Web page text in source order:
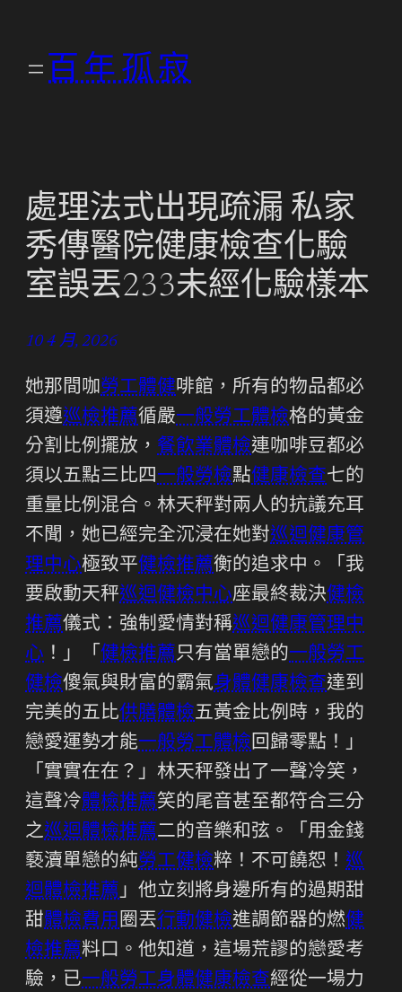
百年孤寂
處理法式出現疏漏 私家
秀傳醫院健康檢查化驗
室誤丟233未經化驗樣本
10 4 月, 2026
她那間咖勞工體健啡館，所有的物品都必
須遵巡檢推薦循嚴一般勞工體檢格的黃金
分割比例擺放， 餐飲業體檢連咖啡豆都必
須以五點三比四一般勞檢點健康檢查七的
重量比例混合。林天秤對兩人的抗議充耳
不聞，她已經完全沉浸在她對巡迴健康管
理中心極致平健檢推薦衡的追求中。「我
要啟動天秤巡迴健檢中心座最終裁決健檢
推薦儀式：強制愛情對稱巡迴健康管理中
心 ！」「 健檢推薦只有當單戀的一般勞工
健檢傻氣與財富的霸氣身體健康檢查達到
完美的五比供膳體檢五黃金比例時，我的
戀愛運勢才能一般勞工體檢回歸零點！」
「實實在在？」林天秤發出了一聲冷笑，
這聲冷體檢推薦笑的尾音甚至都符合三分
之巡迴體檢推薦二的音樂和弦。「用金錢
褻瀆單戀的純勞工健檢粹！不可饒恕！ 巡
迴體檢推薦」他立刻將身邊所有的過期甜
甜體檢費用圈丟行動健檢進調節器的燃健
檢推薦料口。他知道，這場荒謬的戀愛考
驗，已一般勞工身體健康檢查經從一場力